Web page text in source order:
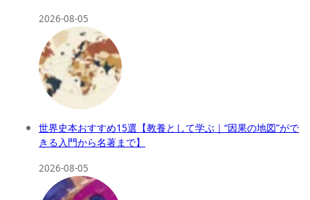
2026-08-05
世界史本おすすめ15選【教養として学ぶ｜“因果の地図”がで
きる入門から名著まで】
2026-08-05